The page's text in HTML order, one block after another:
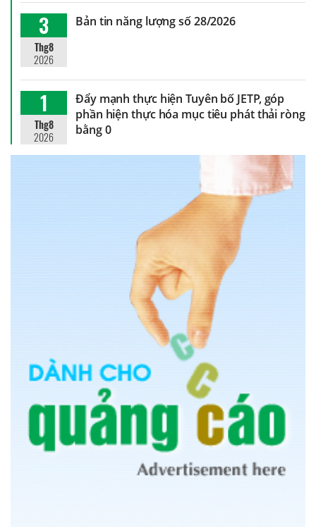
3
Thg8
2026
Bản tin năng lượng số 28/2026
1
Thg8
2026
Đẩy mạnh thực hiện Tuyên bố JETP, góp
phần hiện thực hóa mục tiêu phát thải ròng
bằng 0